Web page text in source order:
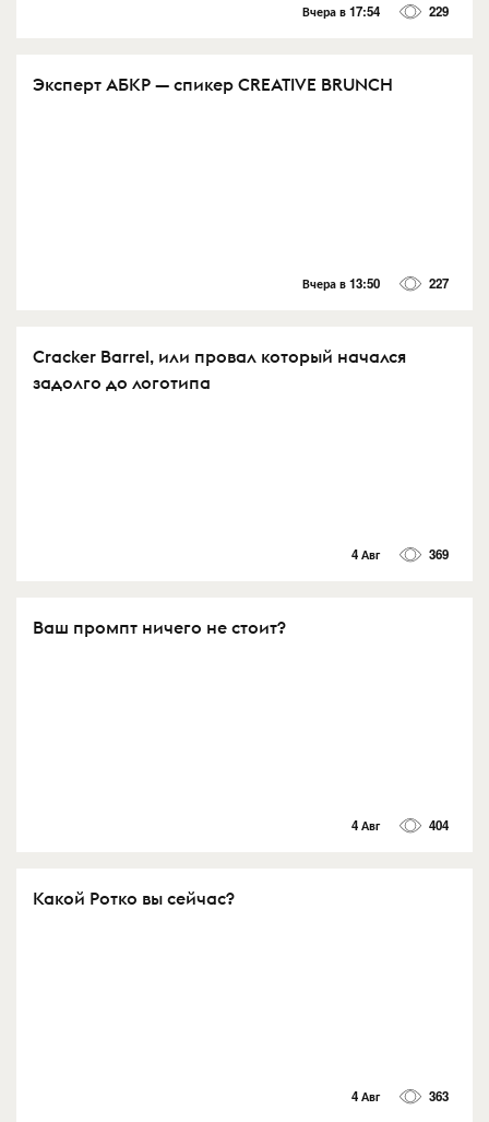
Вчера в 17:54 229
Эксперт АБКР — спикер CREATIVE BRUNCH
Вчера в 13:50 227
Cracker Barrel, или провал который начался
задолго до логотипа
4 Авг 369
Ваш промпт ничего не стоит?
4 Авг 404
Какой Ротко вы сейчас?
4 Авг 363